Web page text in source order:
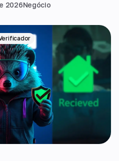
2026Negócio